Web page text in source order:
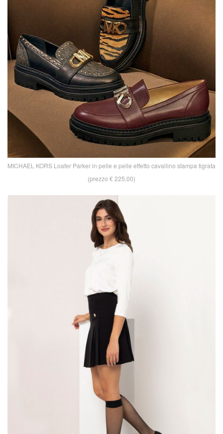
MICHAEL KORS Loafer Parker in pelle e pelle effetto cavallino stampa tigrata
(prezzo € 225,00)